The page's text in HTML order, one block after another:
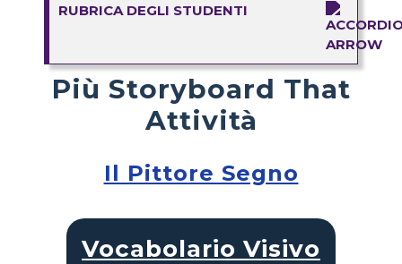
RUBRICA DEGLI STUDENTI
Più Storyboard That
Attività
Il Pittore Segno
Vocabolario Visivo